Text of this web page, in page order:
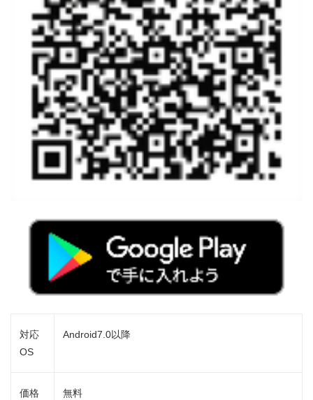
対応
OS
Android7.0以降
価格
無料